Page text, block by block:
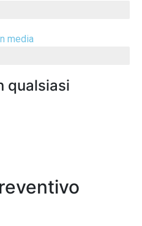
media
qualsiasi